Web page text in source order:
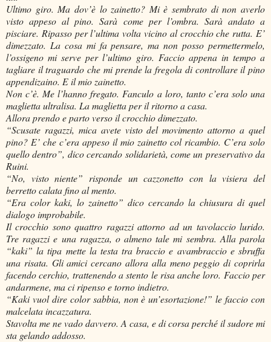
Ultimo giro. Ma dov’è lo zainetto? Mi è sembrato di non averlo
visto appeso al pino. Sarà come per l’ombra. Sarà andato a
pisciare. Ripasso per l’ultima volta vicino al crocchio che rutta. E’
dimezzato. La cosa mi fa pensare, ma non posso permettermelo,
l’ossigeno mi serve per l’ultimo giro. Faccio appena in tempo a
tagliare il traguardo che mi prende la fregola di controllare il pino
appendizaino. E il mio zainetto.
Non c’è. Me l’hanno fregato. Fanculo a loro, tanto c’era solo una
maglietta ultralisa. La maglietta per il ritorno a casa.
Allora prendo e parto verso il crocchio dimezzato.
“Scusate ragazzi, mica avete visto del movimento attorno a quel
pino? E’ che c’era appeso il mio zainetto col ricambio. C’era solo
quello dentro”, dico cercando solidarietà, come un preservativo da
Ruini.
“No, visto niente” risponde un cazzonetto con la visiera del
berretto calata fino al mento.
“Era color kaki, lo zainetto” dico cercando la chiusura di quel
dialogo improbabile.
Il crocchio sono quattro ragazzi attorno ad un tavolaccio lurido.
Tre ragazzi e una ragazza, o almeno tale mi sembra. Alla parola
“kaki” la tipa mette la testa tra braccio e avambraccio e sbruffa
una risata. Gli amici cercano allora alla meno peggio di coprirla
facendo cerchio, trattenendo a stento le risa anche loro. Faccio per
andarmene, ma ci ripenso e torno indietro.
“Kaki vuol dire color sabbia, non è un’esortazione!” le faccio con
malcelata incazzatura.
Stavolta me ne vado davvero. A casa, e di corsa perché il sudore mi
sta gelando addosso.